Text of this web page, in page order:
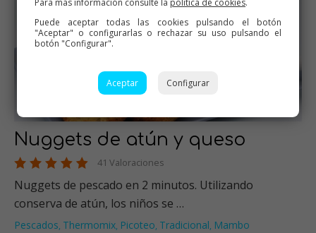
Nuggets de atún y queso
41 Valoraciones
Nuggets de pescado en 2 minutos. Utilizando
conserva de atún, los niños se …
Pescados, Thermomix, Picoteo, Tradicional, Mambo
Para más información consulte la política de cookies.
Puede aceptar todas las cookies pulsando el botón
"Aceptar" o configurarlas o rechazar su uso pulsando el
botón "Configurar".
Aceptar Configurar